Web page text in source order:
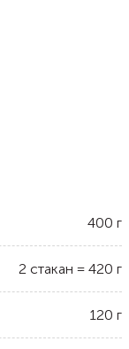
400 г
2 стакан = 420 г
120 г